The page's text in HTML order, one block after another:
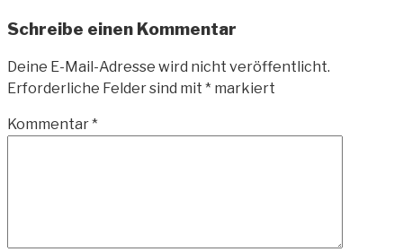
Schreibe einen Kommentar
Deine E-Mail-Adresse wird nicht veröffentlicht.
Erforderliche Felder sind mit * markiert
Kommentar*